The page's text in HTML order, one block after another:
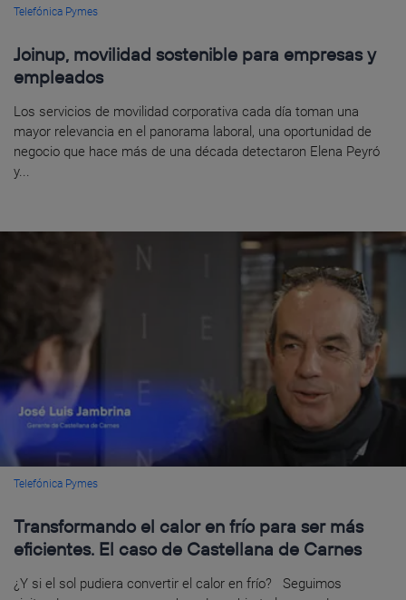
Telefónica Pymes
Joinup, movilidad sostenible para empresas y
empleados
Los servicios de movilidad corporativa cada día toman una
mayor relevancia en el panorama laboral, una oportunidad de
negocio que hace más de una década detectaron Elena Peyró
y...
Telefónica Pymes
Transformando el calor en frío para ser más
eficientes. El caso de Castellana de Carnes
¿Y si el sol pudiera convertir el calor en frío? Seguimos